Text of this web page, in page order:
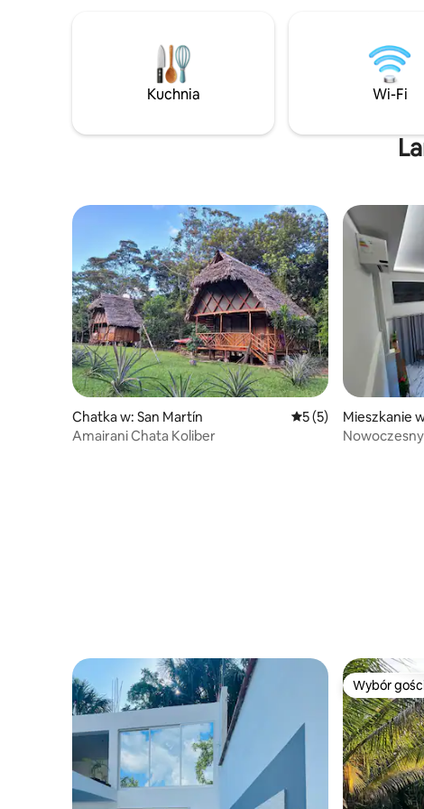
Kuchnia Wi-Fi
Chatka w: San Martín Średnia ocena: 5 na
5 (5)
Amairani Chata Koliber
Mieszkanie
Wybór
Wybór